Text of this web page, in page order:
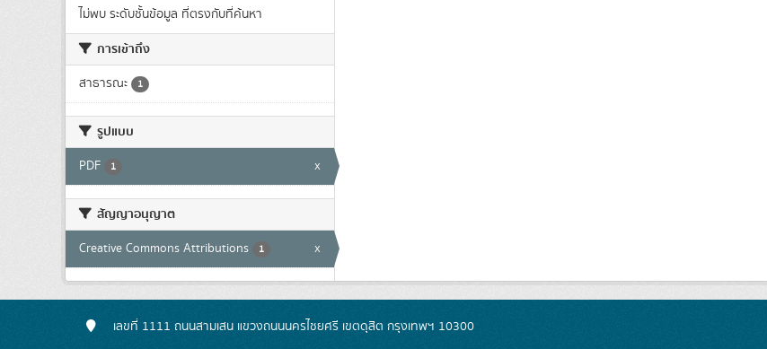
ไม่พบ ระดับชั้นข้อมูล ที่ตรงกับที่ค้นหา
การเข้าถึง
สาธารณะ 1
รูปแบบ
PDF 1 x
สัญญาอนุญาต
Creative Commons Attributions 1 x
เลขที่ 1111 ถนนสามเสน แขวงถนนนครไชยศรี เขตดุสิต กรุงเทพฯ 10300